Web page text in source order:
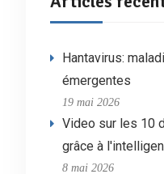
Hantavirus:
émergentes
19 mai 2026
Video sur les 10
grâce à
8 mai 2026